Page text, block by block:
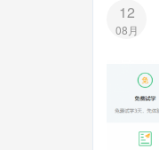
12
08月